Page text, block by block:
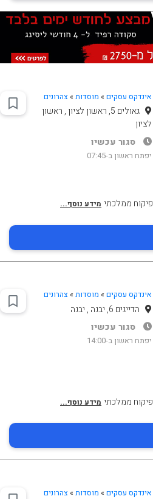
אינדקס עסקים » מוסדות» צהרונים
גאולים 5, ראשון לציון , ראשון
לציון
סגור עכשיו
יפתח ראשון ב-07:45
פיקוח ממלכתי מידע נוסף...
אינדקס עסקים » מוסדות» צהרונים
הדייגים 6, יבנה , יבנה
סגור עכשיו
יפתח ראשון ב-14:00
פיקוח ממלכתי מידע נוסף...
אינדקס עסקים » מוסדות» צהרונים